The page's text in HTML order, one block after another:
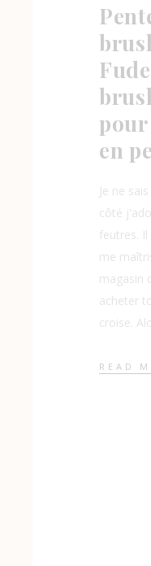
en
Je ne
côté
feutres.
me
magasin
acheter
croise.
READ